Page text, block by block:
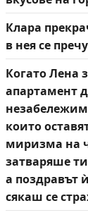
Клара
в нея се
Когато Лена
апартамент
които
миризма на
затваряше
а поздравът
сякаш се